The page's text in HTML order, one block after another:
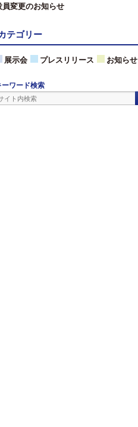
員変更のお知らせ
テゴリー
お知らせ
プレスリリース
展示会
ーワード検索